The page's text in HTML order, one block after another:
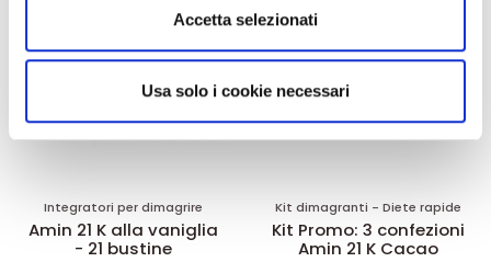
Utilizziamo i cookie per personalizzare contenuti ed
analizzare il nostro traffico. Condividiamo inoltre
informazioni sul modo in cui utilizza il nostro sito con i
nostri partner che si occupano di analisi dei dati web,
pubblicità e social media, i quali potrebbero combinarle
Accetta selezionati
Usa solo i cookie necessari
Integratori per dimagrire
Amin 21 K alla vaniglia
- 21 bustine
Kit dimagranti - Diete rapide
Kit Promo: 3 confezioni
Amin 21 K Cacao